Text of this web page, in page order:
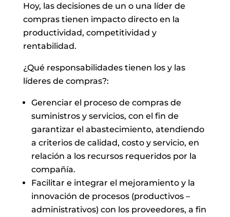
Hoy, las decisiones de un o una líder de
compras tienen impacto directo en la
productividad, competitividad y
rentabilidad.
¿Qué responsabilidades tienen los y las
líderes de compras?:
Gerenciar el proceso de compras de
suministros y servicios, con el fin de
garantizar el abastecimiento, atendiendo
a criterios de calidad, costo y servicio, en
relación a los recursos requeridos por la
compañía.
Facilitar e integrar el mejoramiento y la
innovación de procesos (productivos –
administrativos) con los proveedores, a fin